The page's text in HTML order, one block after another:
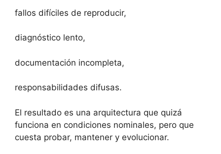
fallos difíciles de reproducir,
diagnóstico lento,
documentación incompleta,
responsabilidades difusas.
El resultado es una arquitectura que quizá
funciona en condiciones nominales, pero que
cuesta probar, mantener y evolucionar.